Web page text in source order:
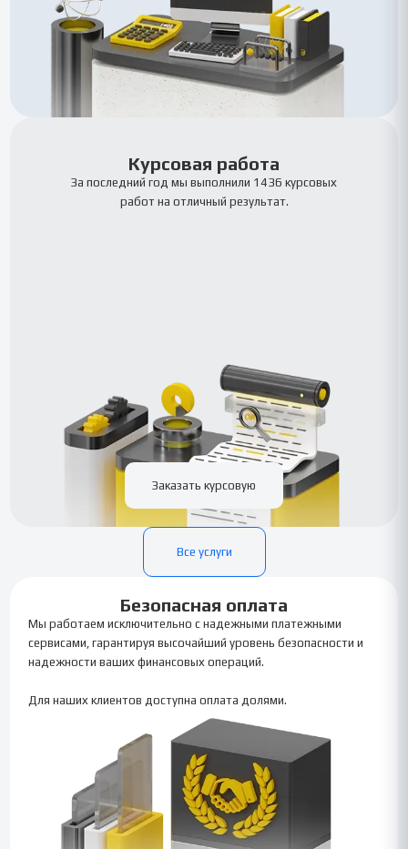
Курсовая работа
За последний год мы выполнили 1436 курсовых
работ на отличный результат.
Заказать курсовую
Все услуги
Безопасная оплата
Мы работаем исключительно с надежными платежными
сервисами, гарантируя высочайший уровень безопасности и
надежности ваших финансовых операций.
Для наших клиентов доступна оплата долями.